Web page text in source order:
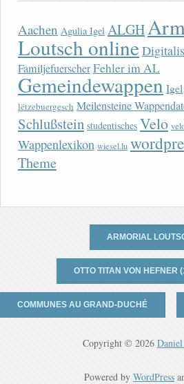
Aachen Agulia Igel ALGH
Loutsch online
FamiljefuerscherFehler im AL
Gemeindewappen Igel
lëtzebuergesch Meilensteine
Schlußstein studentisches Velo
Wappenlexikon wiesel.lu
Theme
ARMORIAL
OTTO TITAN VON HEFNER
COMMUNES AU GRAND-DUCHÉ
Copyright © 2026
Powered by WordPress